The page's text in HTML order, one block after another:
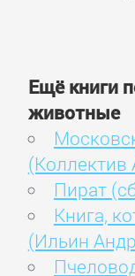
Ещё книги
животные
(Коллектив
Пират
Книга,
(Ильин